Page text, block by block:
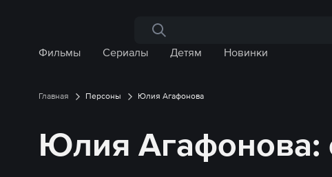
Поиск по сайту
Фильмы
Сериалы Детям Новинки
Главная Персоны Юлия Агафонова
Юлия Агафонова: